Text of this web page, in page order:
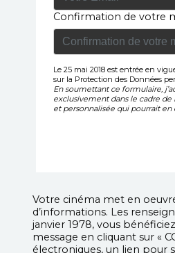
Confirmation de votre
Le 25 mai 2018 est entrée en
sur la Protection des Données
En soumettant ce formulaire,
exclusivement dans le cadre
et personnalisée qui pourrait en
Votre cinéma met en
d’informations. Les
janvier 1978, vous
message en cliquant sur «
électroniques, un lien pour